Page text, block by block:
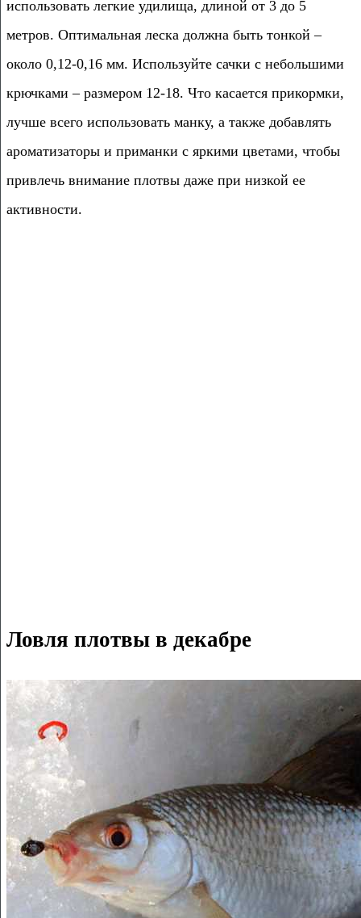
использовать легкие удилища, длиной от 3 до 5
метров. Оптимальная леска должна быть тонкой –
около 0,12-0,16 мм. Используйте сачки с небольшими
крючками – размером 12-18. Что касается прикормки,
лучше всего использовать манку, а также добавлять
ароматизаторы и приманки с яркими цветами, чтобы
привлечь внимание плотвы даже при низкой ее
активности.
Ловля плотвы в декабре